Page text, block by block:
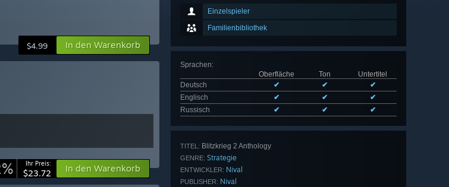
Einzelspieler
Familienbibliothek
Sprachen:
Oberfläche
Ton
Untertitel
Deutsch
✔ ✔
✔
Englisch
✔ ✔
✔
Russisch
✔ ✔ ✔
TITEL: Blitzkrieg 2 Anthology
GENRE: Strategie
ENTWICKLER: Nival
PUBLISHER: Nival
$4.99 In den Warenkorb
Ihr Preis:
$23.72 In den Warenkorb